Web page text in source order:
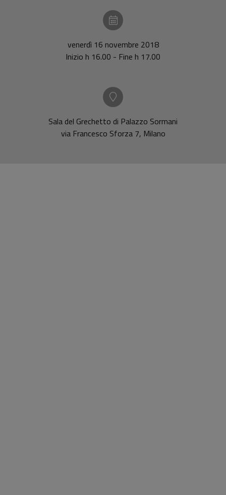
venerdì 16 novembre 2018
Inizio h 16.00 - Fine h 17.00
Sala del Grechetto di Palazzo Sormani
via Francesco Sforza 7, Milano